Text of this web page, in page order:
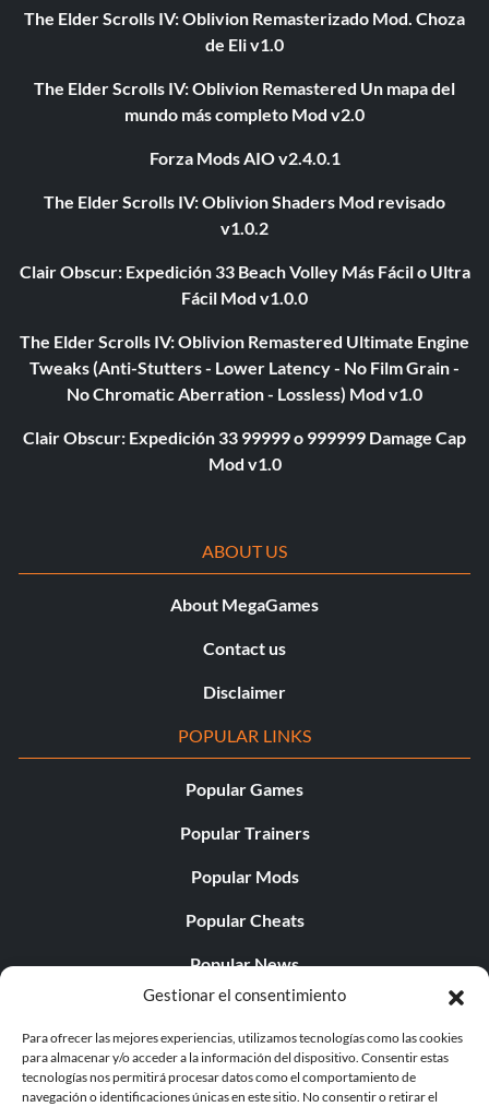
Gestionar el consentimiento
Para ofrecer las mejores experiencias, utilizamos tecnologías como las cookies
para almacenar y/o acceder a la información del dispositivo. Consentir estas
tecnologías nos permitirá procesar datos como el comportamiento de
navegación o identificaciones únicas en este sitio. No consentir o retirar el
The Elder Scrolls IV: Oblivion Remasterizado Mod. Choza
de Eli v1.0
The Elder Scrolls IV: Oblivion Remastered Un mapa del
mundo más completo Mod v2.0
Forza Mods AIO v2.4.0.1
The Elder Scrolls IV: Oblivion Shaders Mod revisado
v1.0.2
Clair Obscur: Expedición 33 Beach Volley Más Fácil o Ultra
Fácil Mod v1.0.0
The Elder Scrolls IV: Oblivion Remastered Ultimate Engine
Tweaks (Anti-Stutters - Lower Latency - No Film Grain -
No Chromatic Aberration - Lossless) Mod v1.0
Clair Obscur: Expedición 33 99999 o 999999 Damage Cap
Mod v1.0
ABOUT US
About MegaGames
Contact us
Disclaimer
POPULAR LINKS
Popular Games
Popular Trainers
Popular Mods
Popular Cheats
Popular News
Popular Editorials
Popular Free Games
LATEST UPDATES